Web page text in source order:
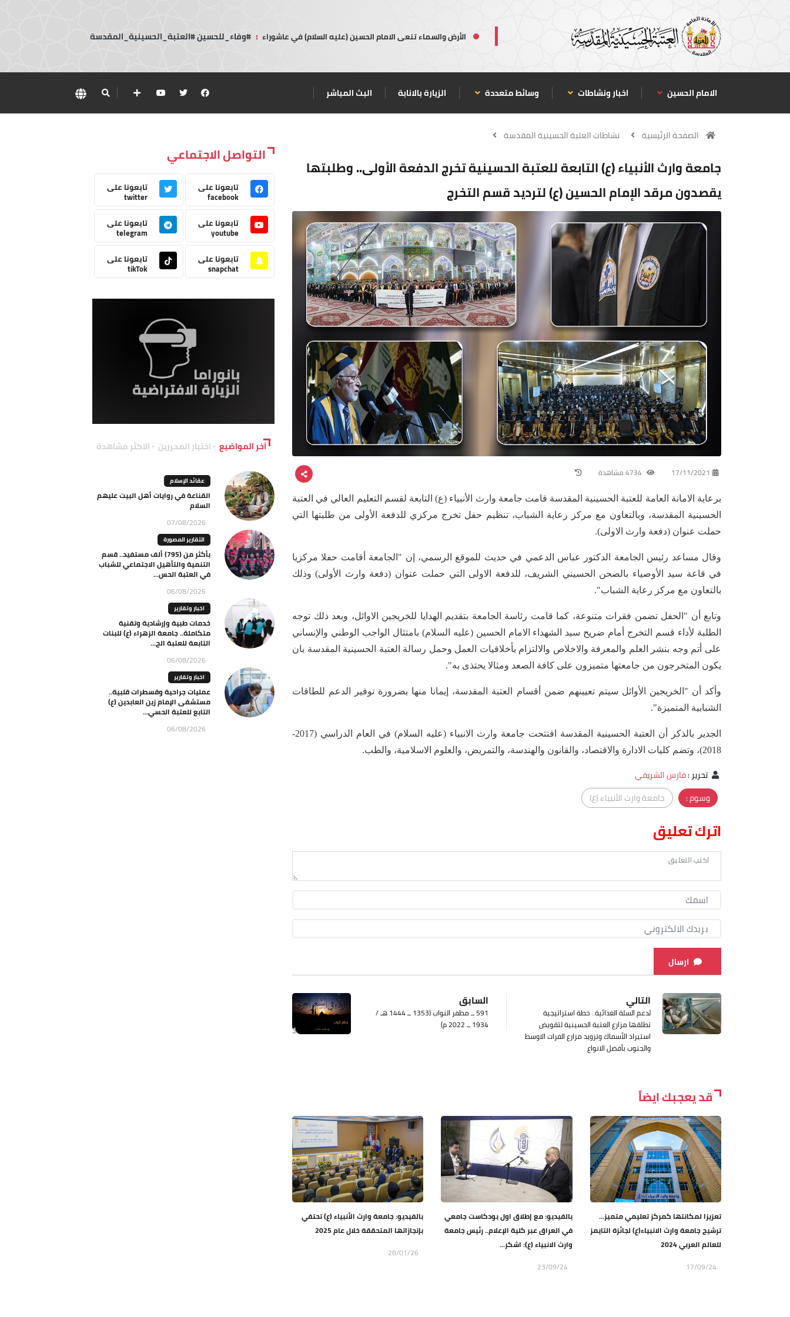
الأرض والسماء تنعى الامام الحسين (عليه السلام) في عاشوراء : #وفاء_للحسين #العتبة_الحسينية_المقدسة
الامام الحسين اخبار ونشاطات وسائط متعددة الزيارة بالانابة البث المباشر
الصفحة الرئيسية نشاطات العتبة الحسينية المقدسة
جامعة وارث الأنبياء (ع) التابعة للعتبة الحسينية تخرج الدفعة الأولى.. وطلبتها
يقصدون مرقد الإمام الحسين (ع) لترديد قسم التخرج
17/11/2021
برعاية الامانة العامة للعتبة الحسينية المقدسة قامت جامعة وارث الأنبياء (ع) التابعة لقسم التعليم العالي في العتبة
الحسينية المقدسة، وبالتعاون مع مركز رعاية الشباب، تنظيم حفل تخرج مركزي للدفعة الأولى من طلبتها التي
حملت عنوان (دفعة وارث الاولى).
وقال مساعد رئيس الجامعة الدكتور عباس الدعمي في حديث للموقع الرسمي، إن "الجامعة أقامت حفلا مركزيا
في قاعة سيد الأوصياء بالصحن الحسيني الشريف، للدفعة الاولى التي حملت عنوان (دفعة وارث الأولى) وذلك
بالتعاون مع مركز رعاية الشباب".
وتابع أن "الحفل تضمن فقرات متنوعة، كما قامت رئاسة الجامعة بتقديم الهدايا للخريجين الاوائل، وبعد ذلك توجه
الطلبة لأداء قسم التخرج أمام ضريح سيد الشهداء الامام الحسين (عليه السلام) بامتثال الواجب الوطني والإنساني
على أتم وجه بنشر العلم والمعرفة والاخلاص والالتزام بأخلاقيات العمل وحمل رسالة العتبة الحسينية المقدسة بان
يكون المتخرجون من جامعتها متميزون على كافة الصعد ومثالا يحتذى به".
وأكد أن "الخريجين الأوائل سيتم تعيينهم ضمن أقسام العتبة المقدسة، إيمانا منها بضرورة توفير الدعم للطاقات
الشبابية المتميزة".
الجدير بالذكر أن العتبة الحسينية المقدسة افتتحت جامعة وارث الانبياء (عليه السلام) في العام الدراسي (2017-
2018)، وتضم كليات الادارة والاقتصاد، والقانون والهندسة، والتمريض، والعلوم الاسلامية، والطب.
تحرير:فارس الشريفي
وسوم :
جامعة وارث الأنبياء (ع)
اترك تعليق
ارسال
السابق
591 ــ مظفر النواب (1353 ــ 1444 هـ /
1934 ــ 2022 م)
التالي
لدعم السلة الغذائية.. خطة استراتيجية
تطلقها مزارع العتبة الحسينية لتقويض
استيراد الأسماك وتزويد مزارع الفرات الاوسط
والجنوب بأفضل الانواع
قد يعجبك ايضاً
تعزيزا لمكانتها كمركز تعليمي متميز...
ترشيح جامعة وارث الانبياء(ع) لجائزة التايمز
للعالم العربي 2024
17/09/24
بالفيديو: مع إطلاق اول بودكاست جامعي
في العراق عبر كلية الإعلام.. رئيس جامعة
وارث الانبياء (ع): اشكر...
23/09/24
بالفيديو: جامعة وارث الأنبياء (ع) تحتفي
بإنجازاتها المتحققة خلال عام 2025
28/01/26
التواصل الاجتماعي
تابعونا على
facebook
تابعونا على
twitter
تابعونا على
youtube
تابعونا على
telegram
تابعونا على
snapchat
تابعونا على
tikTok
آخر المواضيع اختيار المحررين الاكثر مشاهدة
عقائد الإسلام
القناعة في روايات أهل البيت عليهم
السلام
07/08/2026
التقارير المصورة
بأكثر من (795) ألف مستفيد.. قسم
التنمية والتأهيل الاجتماعي للشباب
في العتبة الحس...
06/08/2026
اخبار وتقارير
خدمات طبية وإرشادية وتقنية
متكاملة.. جامعة الزهراء (ع) للبنات
التابعة للعتبة الح...
06/08/2026
اخبار وتقارير
عمليات جراحية وقسطرات قلبية..
مستشفى الإمام زين العابدين (ع)
التابع للعتبة الحسي...
06/08/2026